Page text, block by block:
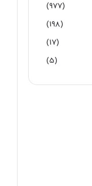
(977)
(198)
(17)
(5)